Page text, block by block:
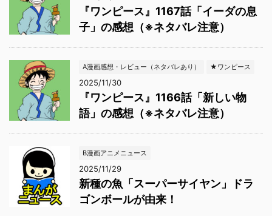
『ワンピース』1167話「イーダの息
子」の感想（※ネタバレ注意）
A漫画感想・レビュー（ネタバレあり） ★ワンピース
2025/11/30
『ワンピース』1166話「新しい物
語」の感想（※ネタバレ注意）
B漫画アニメニュース
2025/11/29
新種の魚「スーパーサイヤン」ドラ
ゴンボールが由来！